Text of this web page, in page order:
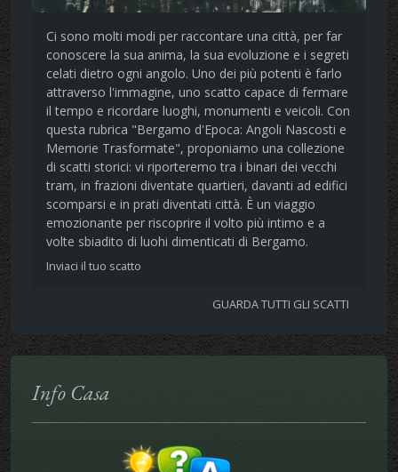
Ci sono molti modi per raccontare una città, per far
conoscere la sua anima, la sua evoluzione e i segreti
celati dietro ogni angolo. Uno dei più potenti è farlo
attraverso l'immagine, uno scatto capace di fermare
il tempo e ricordare luoghi, monumenti e veicoli. Con
questa rubrica "Bergamo d'Epoca: Angoli Nascosti e
Memorie Trasformate", proponiamo una collezione
di scatti storici: vi riporteremo tra i binari dei vecchi
tram, in frazioni diventate quartieri, davanti ad edifici
scomparsi e in prati diventati città. È un viaggio
emozionante per riscoprire il volto più intimo e a
volte sbiadito di luohi dimenticati di Bergamo.
Inviaci il tuo scatto
GUARDA TUTTI GLI SCATTI
Info Casa